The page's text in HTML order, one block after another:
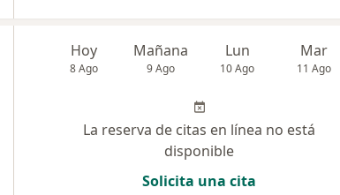
Hoy
8 Ago
Mañana
9 Ago
Lun
10 Ago
Mar
11 Ago
La reserva de citas en línea no está
disponible
Solicita una cita